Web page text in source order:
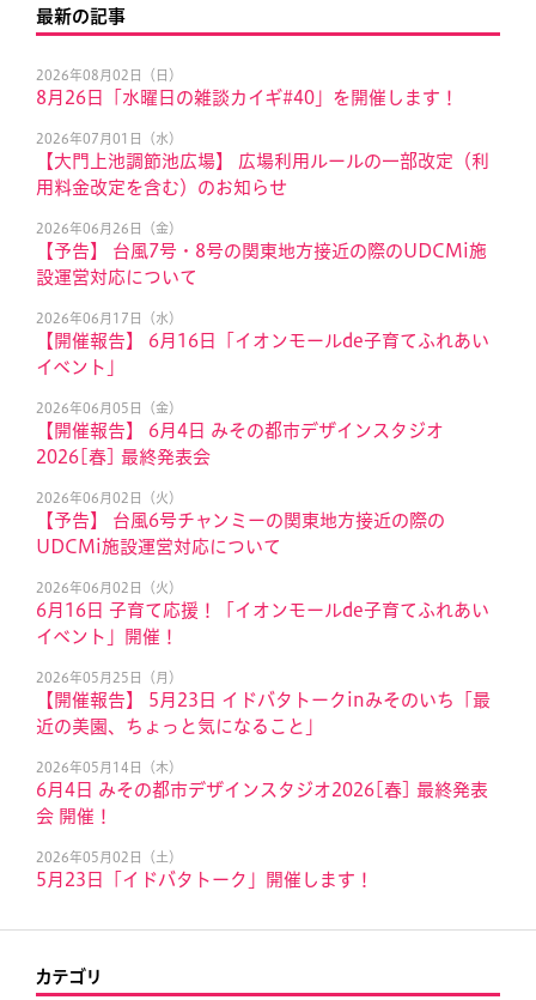
最新の記事
2026年08月02日（日）
8月26日「水曜日の雑談カイギ#40」を開催します！
2026年07月01日（水）
【大門上池調節池広場】 広場利用ルールの一部改定（利
用料金改定を含む）のお知らせ
2026年06月26日（金）
【予告】 台風7号・8号の関東地方接近の際のUDCMi施
設運営対応について
2026年06月17日（水）
【開催報告】 6月16日「イオンモールde子育てふれあい
イベント」
2026年06月05日（金）
【開催報告】 6月4日 みその都市デザインスタジオ
2026[春] 最終発表会
2026年06月02日（火）
【予告】 台風6号チャンミーの関東地方接近の際の
UDCMi施設運営対応について
2026年06月02日（火）
6月16日 子育て応援！「イオンモールde子育てふれあい
イベント」開催！
2026年05月25日（月）
【開催報告】 5月23日 イドバタトークinみそのいち「最
近の美園、ちょっと気になること」
2026年05月14日（木）
6月4日 みその都市デザインスタジオ2026[春] 最終発表
会 開催！
2026年05月02日（土）
5月23日「イドバタトーク」開催します！
カテゴリ